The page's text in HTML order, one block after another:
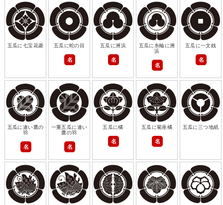
五瓜に七宝花菱 五瓜に蛇の目
名
五瓜に洲浜
名
五瓜に糸輪に洲
浜
名
五瓜に一文銭
名
五瓜に違い鷹の
羽
名
一重五瓜に違い
鷹の羽
名
五瓜に橘
名
五瓜に菊座橘
名
五瓜に三つ地紙